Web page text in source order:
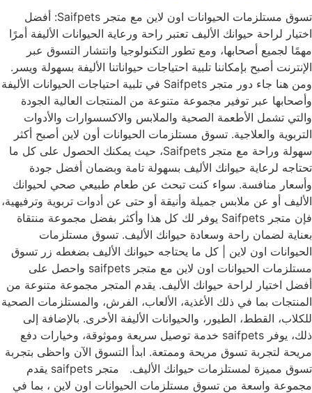
تسوق مستلزمات الحيوانات اون لاين مع متجر Saifpets: أفضل
اختيار لراحة حيوانك الأليف تعتبر راحة ورعاية الحيوانات الأليفة أمرًا
مهمًا لجميع أصحابها، ومع تطور التكنولوجيا وانتشار التسوق عبر
الإنترنت أصبح بإمكاننا تلبية احتياجات حيواناتنا الأليفة بسهولة ويسر.
ومن هنا جاء دور متجر Saifpets في تلبية احتياجات الحيوانات الأليفة
وأصحابها عبر توفير مجموعة متنوعة من المنتجات العالية الجودة
والتي تشمل الأطعمة الصحية والملابس والاكسسوارات والأدوات
التربوية والعلاجية. تسوق مستلزمات الحيوانات أون لاين أصبح أكثر
سهولة وراحة مع متجر Saifpets، حيث يمكنك الحصول على كل ما
تحتاجه لرعاية حيوانك الأليف بسهولة تامة وبضمان أفضل جودة
وأسعار منافسة. سواء كنت تبحث عن طعام طبيعي صحي لحيوانك
الأليف أو عن ملابس جميلة وأنيقة أو حتى عن أدوات تربوية وترفيهية،
فإن متجر Saifpets يوفر لك كل هذا وأكثر بفضل مجموعة منتقاة
بعناية لضمان راحة وسعادة حيوانك الأليف. تسوق مستلزمات
الحيوانات اون لاين | كل ما يحتاجه حيوانك الأليف بضغطه زر تسوق
مستلزمات الحيوانات اون لاين مع متجر saifpets واحصل على
أفضل اختيار لراحة حيوانك الأليف. يقدم المتجر مجموعة متنوعة من
المنتجات بما في ذلك الأغذية، الألعاب، الفرش، والمستلزمات الصحية
للكلاب، القطط، الطيور، والحيوانات الأليفة الأخرى. بالإضافة إلى
ذلك، يوفر saifpets خدمة توصيل سريعة وموثوقة، وخيارات دفع
مريحة لتجربة تسوق مريحة وممتعة. ابدأ التسوق الآن واحظى بتجربة
تسوق مميزة لمستلزمات حيوانك الأليف. متجر saifpets يقدم
مجموعة واسعة من تسوق مستلزمات الحيوانات اون لاين ، بما في